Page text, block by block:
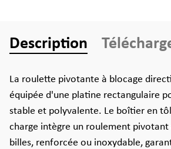
Description
La roulette pivotante à blocage
équipée d'une platine rectangulaire
stable et polyvalente. Le boîtier en
charge intègre un roulement pivotant
billes, renforcée ou inoxydable,